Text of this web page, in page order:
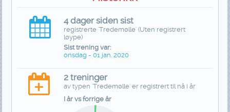
4 dager siden sist
registrerte 'Tredemølle' (Uten registrert
løype)
Sist trening var:
onsdag - 01 jan. 2020
2 treninger
av typen 'Tredemølle' er registrert til nå i år
I år vs forrige år